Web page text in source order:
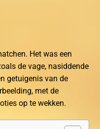
Het was een
de vage, nasiddende
getuigenis van de
met de
op te wekken.